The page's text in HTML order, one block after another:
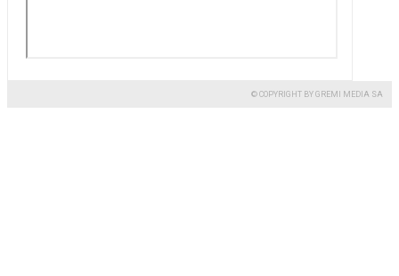
© COPYRIGHT BY GREMI MEDIA SA